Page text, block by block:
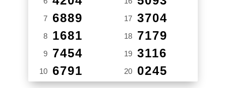
7 6889
8 1681
9 7454
10 6791
17 3704
18 7179
19 3116
20 0245